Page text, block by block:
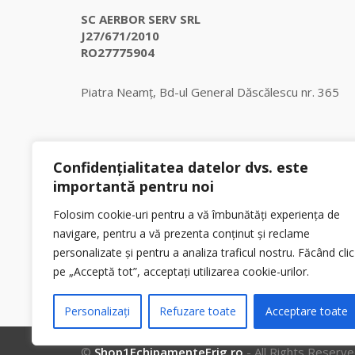
Confidențialitatea datelor dvs. este
importantă pentru noi
Folosim cookie-uri pentru a vă îmbunătăți experiența de
navigare, pentru a vă prezenta conținut și reclame
personalizate și pentru a analiza traficul nostru. Făcând clic
pe „Acceptă tot”, acceptați utilizarea cookie-urilor.
Personalizați Refuzare toate Acceptare toate
SC AERBOR SERV SRL
J27/671/2010
RO27775904
Piatra Neamț, Bd-ul General Dăscălescu nr. 365